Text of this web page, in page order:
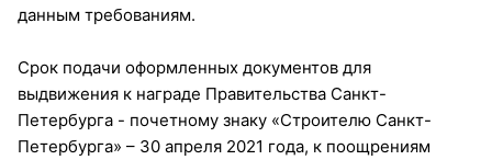
данным требованиям.
Срок подачи оформленных документов для
выдвижения к награде Правительства Санкт-
Петербурга - почетному знаку «Строителю Санкт-
Петербурга» – 30 апреля 2021 года, к поощрениям